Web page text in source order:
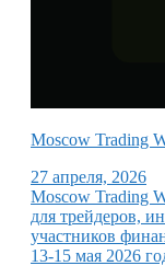
Moscow Trading
27 апреля, 2026
Moscow Trading
для трейдеров,
участников
13-15 мая 2026